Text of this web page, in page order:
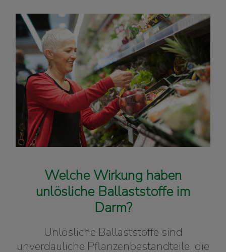
Welche Wirkung haben
unlösliche Ballaststoffe im
Darm?
Unlösliche Ballaststoffe sind
unverdauliche Pflanzenbestandteile, die